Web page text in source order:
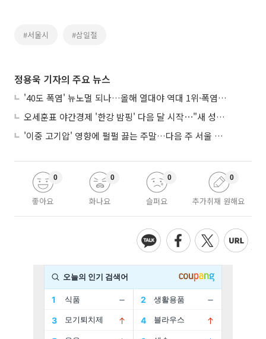
#서울시 #삼일절
정용욱 기자의 주요 뉴스
'40도 폭염' 뉴노멀 되나…올해 열대야 역대 1위·폭염일수 평년 3배 넘어
오세훈표 야간경제 '한강 밤핑' 다음 달 시작⋯"새 성장동력 만들 것"
'이중 고기압' 영향에 펄펄 끓는 주말…다음 주 서울 포함 서쪽이 더 덥다
좋아요
0
화나요
0
슬퍼요
0
추가취재 원해요
0